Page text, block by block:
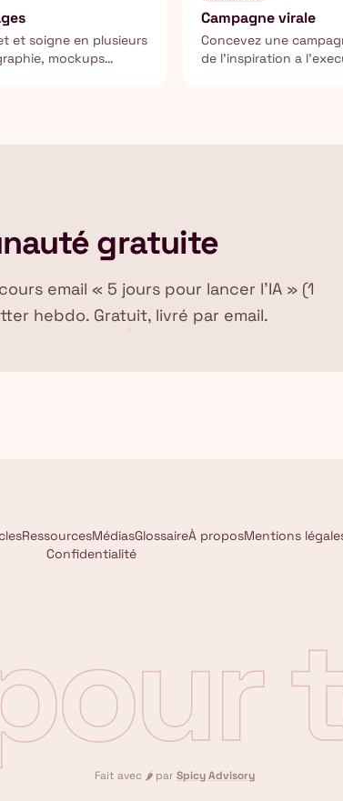
et soigne en plusieurs
mockups
Campagne virale
Concevez une
de l'inspiration a
✦
gratuite
email « 5 jours pour lancer l'IA » (1
hebdo. Gratuit, livré par email.
RessourcesMédiasGlossaireÀ proposMentions
Confidentialité
Fait avec 🌶️ par Spicy Advisory